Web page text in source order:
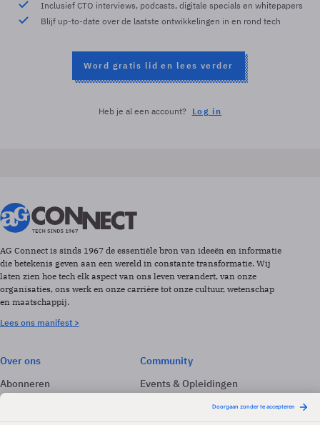
Inclusief CTO interviews, podcasts, digitale specials en whitepapers
Blijf up-to-date over de laatste ontwikkelingen in en rond tech
Word gratis lid en lees verder
Heb je al een account? Log in
AG Connect is sinds 1967 de essentiële bron van ideeën en informatie
die betekenis geven aan een wereld in constante transformatie. Wij
laten zien hoe tech elk aspect van ons leven verandert, van onze
organisaties, ons werk en onze carrière tot onze cultuur, wetenschap
en maatschappij.
Lees ons manifest >
Over ons
Abonneren
Adverteren
Community
Events & Opleidingen